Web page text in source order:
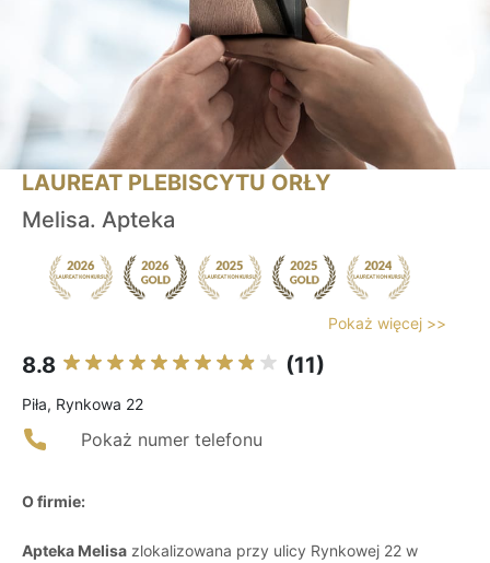
LAUREAT PLEBISCYTU ORŁY
Melisa. Apteka
Pokaż więcej >>
8.8 (11)
Piła, Rynkowa 22
Pokaż numer telefonu
O firmie:
Apteka Melisa zlokalizowana przy ulicy Rynkowej 22 w